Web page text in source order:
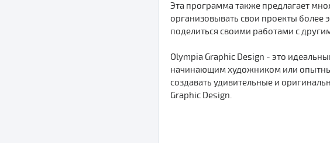
Эта программа также предлагает
организовывать свои проекты
поделиться своими работами с
Olympia Graphic Design - это
начинающим художником или
создавать удивительные и
Graphic Design.